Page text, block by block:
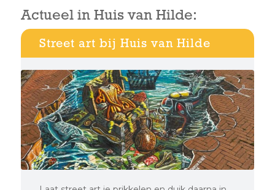
Actueel in Huis van Hilde:
Street art bij Huis van Hilde